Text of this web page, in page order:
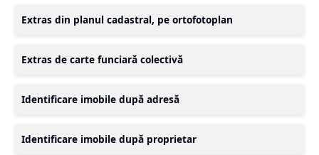
Extras din planul cadastral, pe ortofotoplan
Extras de carte funciară colectivă
Identificare imobile după adresă
Identificare imobile după proprietar